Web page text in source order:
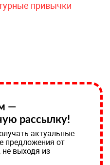
привычки
—
рассылку!
актуальные
предложения от
не выходя из